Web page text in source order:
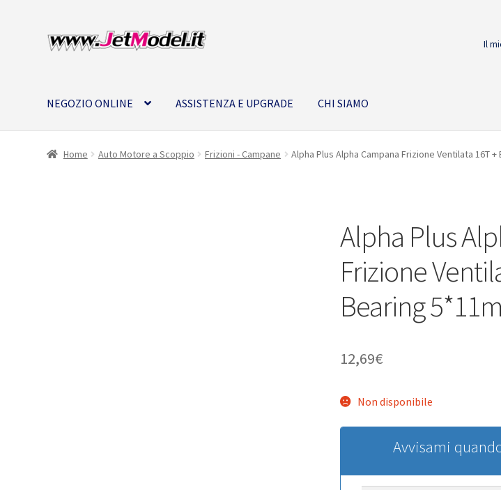
Vai
alla
Vai
al
Il
NEGOZIO ONLINE ASSISTENZA E UPGRADE CHI SIAMO
Home Auto Motore a Scoppio Frizioni - Campane Alpha Plus Alpha Campana Frizione Ventilata 16T
Alpha Plus
Frizione
Bearing
12,69€
Non disponibile
Avvisami